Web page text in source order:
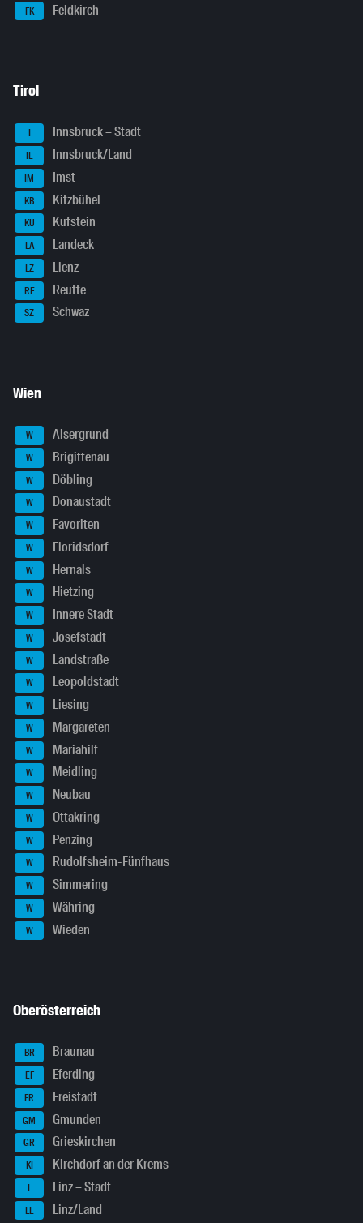
FK Feldkirch
Tirol
I Innsbruck – Stadt
IL Innsbruck/Land
IM Imst
KB Kitzbühel
KU Kufstein
LA Landeck
LZ Lienz
RE Reutte
SZ Schwaz
Wien
W Alsergrund
W Brigittenau
W Döbling
W Donaustadt
W Favoriten
W Floridsdorf
W Hernals
W Hietzing
W Innere Stadt
W Josefstadt
W Landstraße
W Leopoldstadt
W Liesing
W Margareten
W Mariahilf
W Meidling
W Neubau
W Ottakring
W Penzing
W Rudolfsheim-Fünfhaus
W Simmering
W Währing
W Wieden
Oberösterreich
BR Braunau
EF Eferding
FR Freistadt
GM Gmunden
GR Grieskirchen
KI Kirchdorf an der Krems
L Linz – Stadt
LL Linz/Land